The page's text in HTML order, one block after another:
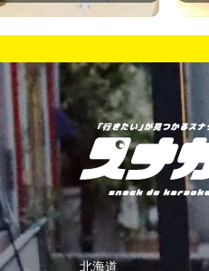
北海道